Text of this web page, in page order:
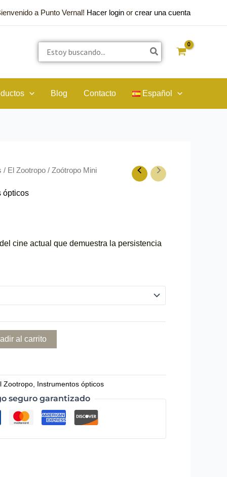
a Punto Vernal! Hacer login or crear una cuenta
por:
Blog Contacto Español
/ El Zootropo / Zoótropo Mini
ópticos
cine actual que demuestra la persistencia
al carrito
Zootropo Instrumentos ópticos
seguro garantizado